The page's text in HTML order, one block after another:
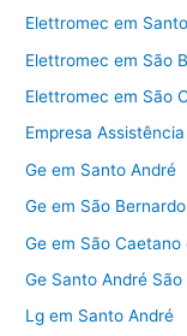
Elettromec em
Elettromec em São
Elettromec em São
Empresa
Ge em Santo André
Ge em São
Ge em São Caetano
Ge Santo André
Lg em Santo André